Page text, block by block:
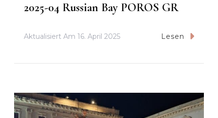
2025-04 Russian Bay POROS GR
Aktualisiert Am 16. April 2025 Lesen